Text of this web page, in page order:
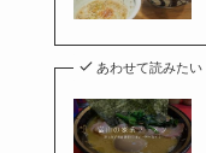
あわせて読みたい